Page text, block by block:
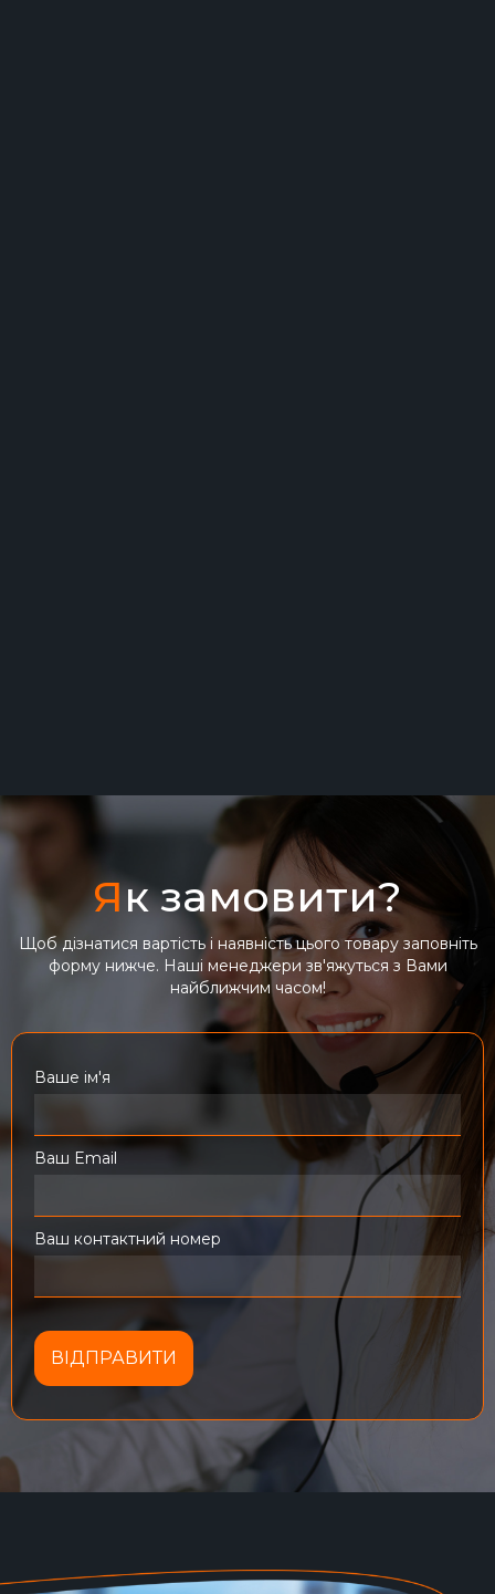
Як замовити?
Щоб дізнатися вартість і наявність цього товару заповніть
форму нижче. Наші менеджери зв'яжуться з Вами
найближчим часом!
Ваше ім'я
Ваш Email
Ваш контактний номер